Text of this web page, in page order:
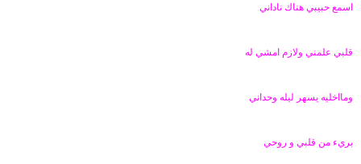
اسمع حبيبي هناك ناداني
قلبي علمني ولازم امشي له
ومااخليه يسهر ليله وحداني
بريء من قلبي و روحي